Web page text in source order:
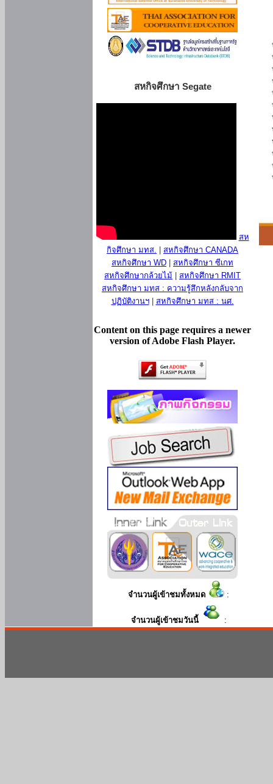
สหกิจศึกษา Segate
สห
กิจศึกษา มทส.
สหกิจศึกษา CANADA
สหกิจศึกษา WD
สหกิจศึกษา ซีเกท
สหกิจศึกษากล้วยไม้
สหกิจศึกษา RMIT
สหกิจศึกษา มทส : ความรู้สึกหลังกลับจาก
ปฏิบัติงานฯ| สหกิจศึกษา มทส : นศ.
Content on this page requires a newer
version of Adobe Flash Player.
จำนวนผู้เข้าชมทั้งหมด :
จำนวนผู้เข้าชมวันนี้ :